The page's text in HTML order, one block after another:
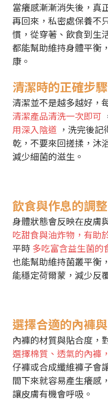
當癢感漸漸消失後，真
再回來，私密處保養不
慣，從穿著、飲食到生
都能幫助維持身體平衡
康。
清潔時的正確步驟
清潔並不是越多越好，
清潔產品清洗一次即可
用深入陰道 ，洗完後
乾，不要來回搓揉，沐
減少細菌的滋生。
飲食與作息的調整
身體狀態會反映在皮膚
吃甜食與油炸物，有助
平時多吃富含益生菌的
也能幫助維持菌叢平衡
能穩定荷爾蒙，減少反
選擇合適的內褲
內褲的材質與貼合度，
選擇棉質、透氣的內褲
仔褲或合成纖維褲子會
間下來就容易產生癢感
讓皮膚有機會呼吸。